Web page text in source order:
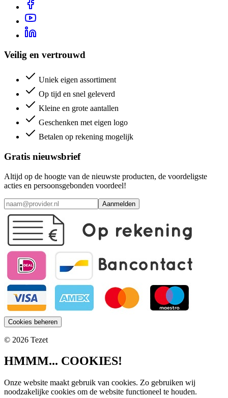
Veilig en vertrouwd
Uniek eigen assortiment
Op tijd en snel geleverd
Kleine en grote aantallen
Geschenken met eigen logo
Betalen op rekening mogelijk
Gratis nieuwsbrief
Altijd op de hoogte van de nieuwste producten, de voordeligste
acties en persoonsgebonden voordeel!
Aanmelden
Cookies beheren
© 2026 Tezet
HMMM... COOKIES!
Onze website maakt gebruik van cookies. Zo gebruiken wij
noodzakelijke cookies om de website functioneel te houden.